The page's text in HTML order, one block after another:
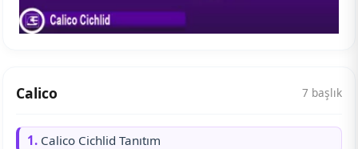
Calico 7 başlık
1. Calico Cichlid Tanıtım